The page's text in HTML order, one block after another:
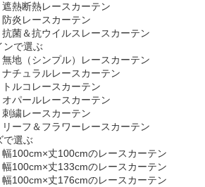
遮熱断熱レースカーテン
防炎レースカーテン
抗菌＆抗ウイルスレースカーテン
ンで選ぶ
無地（シンプル）レースカーテン
ナチュラルレースカーテン
トルコレースカーテン
オパールレースカーテン
刺繍レースカーテン
リーフ＆フラワーレースカーテン
で選ぶ
幅100cm×丈100cmのレースカーテン
幅100cm×丈133cmのレースカーテン
幅100cm×丈176cmのレースカーテン